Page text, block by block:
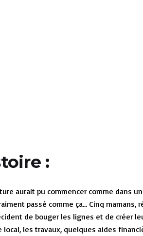
:
aurait pu commencer comme dans
passé comme ça… Cinq
de bouger les lignes et de créer
local, les travaux, quelques aides